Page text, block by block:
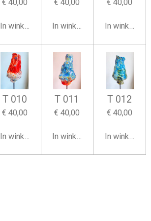
€ 40,00
In winkelwagen
€ 40,00
In winkelwagen
€ 40,00
In
T 010
€ 40,00
In winkelwagen
T 011
€ 40,00
In winkelwagen
T 012
€ 40,00
In